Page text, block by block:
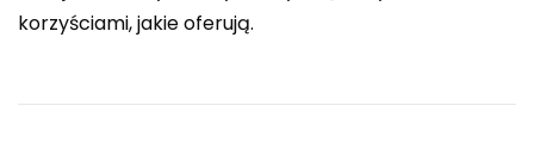
korzyściami, jakie oferują.